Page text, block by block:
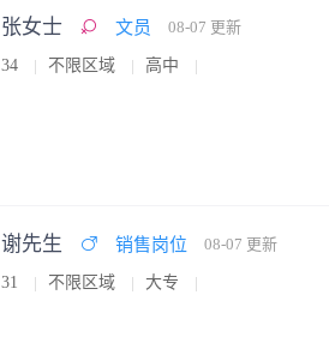
张女士 文员 08-07 更新
34 不限区域 高中
谢先生 销售岗位 08-07 更新
31 不限区域 大专